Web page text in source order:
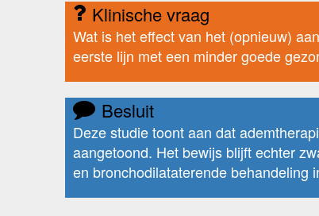
Klinische vraag
Wat is het effect van het (opnieuw)
eerste lijn met een minder goede
Besluit
Deze studie toont aan dat
aangetoond. Het bewijs blijft echter
en bronchodilataterende behandeling